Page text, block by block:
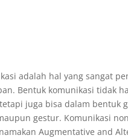
adalah hal yang sangat
Bentuk komunikasi tidak
juga bisa dalam bentuk
gestur. Komunikasi
Augmentative and